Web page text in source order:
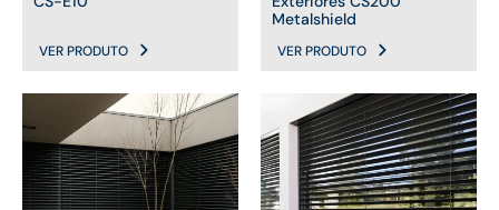
VER PRODUTO
Metalshield
VER PRODUTO